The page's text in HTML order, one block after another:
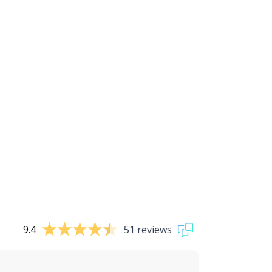
9.4 51 reviews